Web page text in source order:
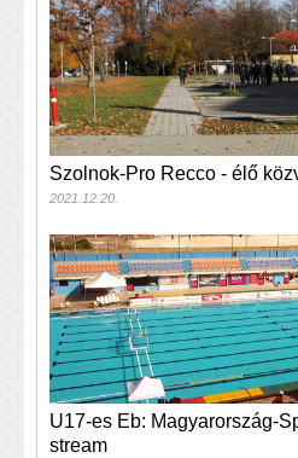
Szolnok-Pro Recco - élő
2021.12.20.
U17-es Eb: Magyarország-
stream